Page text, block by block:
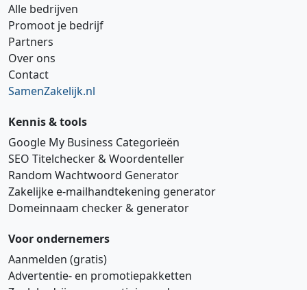
Alle bedrijven
Promoot je bedrijf
Partners
Over ons
Contact
SamenZakelijk.nl
Kennis & tools
Google My Business Categorieën
SEO Titelchecker & Woordenteller
Random Wachtwoord Generator
Zakelijke e‑mailhandtekening generator
Domeinnaam checker & generator
Voor ondernemers
Aanmelden (gratis)
Advertentie‑ en promotiepakketten